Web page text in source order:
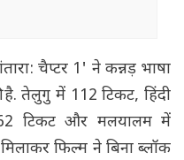
चैप्टर 1' ने कन्नड़ भाषा
है. तेलुगु में 112 टिकट, हिंदी
टिकट और मलयालम में
फिल्म ने बिना ब्लॉक